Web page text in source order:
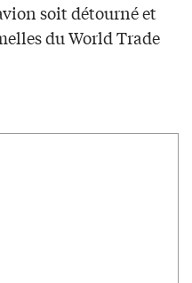
soit détourné et
du World Trade